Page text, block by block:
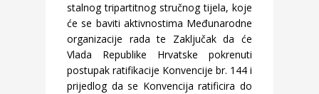
stalnog tripartitnog stručnog tijela, koje
će se baviti aktivnostima Međunarodne
organizacije rada te Zaključak da će
Vlada Republike Hrvatske pokrenuti
postupak ratifikacije Konvencije br. 144 i
prijedlog da se Konvencija ratificira do